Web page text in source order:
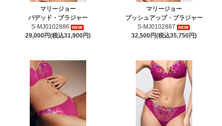
マリージョー
パデッド・ブラジャー
S-MJ0102886
29,000円(税込31,900円)
マリージョー
プッシュアップ・ブラジャー
S-MJ0102887
32,500円(税込35,750円)